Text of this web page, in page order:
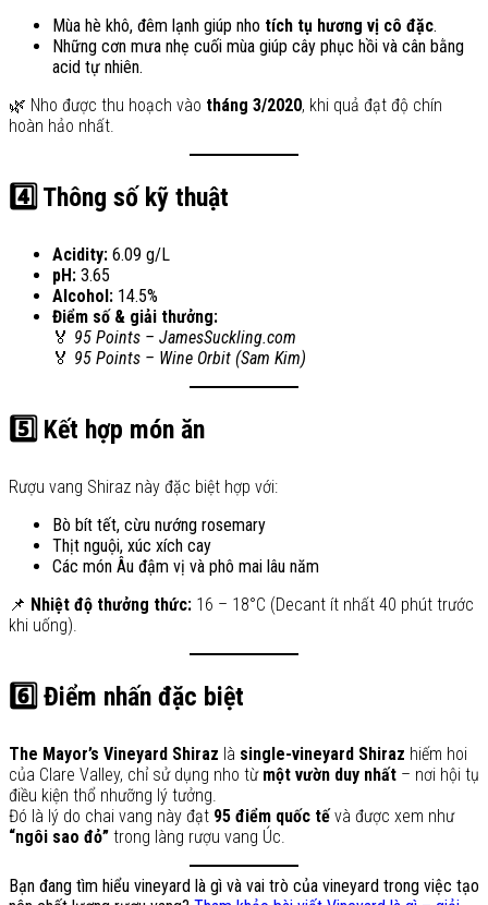
Mùa hè khô, đêm lạnh giúp nho tích tụ hương vị cô đặc.
Những cơn mưa nhẹ cuối mùa giúp cây phục hồi và cân bằng
acid tự nhiên.
🌿 Nho được thu hoạch vào tháng 3/2020, khi quả đạt độ chín
hoàn hảo nhất.
4️⃣ Thông số kỹ thuật
Acidity: 6.09 g/L
pH: 3.65
Alcohol: 14.5%
Điểm số & giải thưởng:
🏅 95 Points – JamesSuckling.com
🏅 95 Points – Wine Orbit (Sam Kim)
5️⃣ Kết hợp món ăn
Rượu vang Shiraz này đặc biệt hợp với:
Bò bít tết, cừu nướng rosemary
Thịt nguội, xúc xích cay
Các món Âu đậm vị và phô mai lâu năm
📌 Nhiệt độ thưởng thức: 16 – 18°C (Decant ít nhất 40 phút trước
khi uống).
6️⃣ Điểm nhấn đặc biệt
The Mayor’s Vineyard Shiraz là single-vineyard Shiraz hiếm hoi
của Clare Valley, chỉ sử dụng nho từ một vườn duy nhất – nơi hội tụ
điều kiện thổ nhưỡng lý tưởng.
Đó là lý do chai vang này đạt 95 điểm quốc tếvà được xem như
“ngôi sao đỏ” trong làng rượu vang Úc.
Bạn đang tìm hiểu vineyard là gì và vai trò của vineyard trong việc tạo